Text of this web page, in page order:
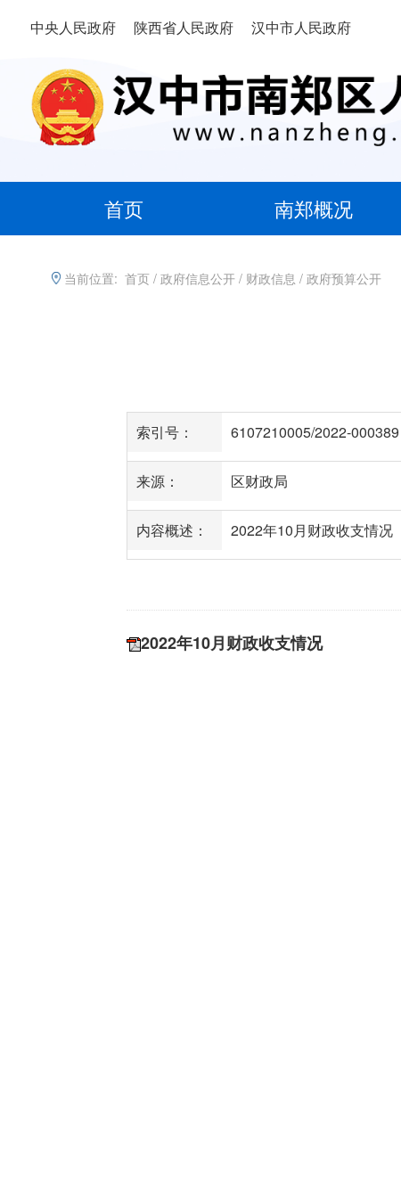
中央人民政府 陕西省人民政府 汉中市人民政府
首页 南郑概况
当前位置: 首页 / 政府信息公开 / 财政信息 / 政府预算公开
索引号： 6107210005/2022-000389
来源： 区财政局
内容概述： 2022年10月财政收支情况
2022年10月财政收支情况